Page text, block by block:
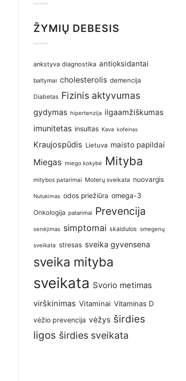
ŽYMIŲ DEBESIS
ankstyva diagnostika antioksidantai
baltymai cholesterolis demencija
Diabetas Fizinis aktyvumas
gydymas hipertenzija ilgaamžiškumas
imunitetas insultas Kava kofeinas
Kraujospūdis Lietuva maisto papildai
Miegas miego kokybė Mityba
mitybos patarimai Moterų sveikata nuovargis
Nutukimas odos priežiūra omega-3
Onkologija patarimai Prevencija
senėjimas simptomai skaidulos smegenų
sveikata stresas sveika gyvensena
sveika mityba
sveikata Svorio metimas
virškinimas Vitaminai Vitaminas D
vėžio prevencija vėžys širdies
ligos širdies sveikata